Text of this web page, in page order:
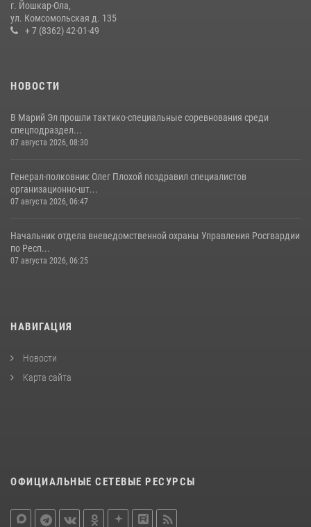
11 июля 2026, 06:20 9
28 июля 2026, 11:52
г. Йошкар-Ола,
ул. Комсомольская д. 135
+ 7 (8362) 42-01-49
НОВОСТИ
В Марий Эл прошли тактико-специальные соревнования среди
спецподраздел...
07 августа 2026, 08:30
Генерал-полковник Олег Плохой поздравил специалистов
организационно-шт...
07 августа 2026, 06:47
Начальник отдела вневедомственной охраны Управления Росгвардии
по Респ...
07 августа 2026, 06:25
НАВИГАЦИЯ
Новости
Карта сайта
ОФИЦИАЛЬНЫЕ СЕТЕВЫЕ РЕСУРСЫ